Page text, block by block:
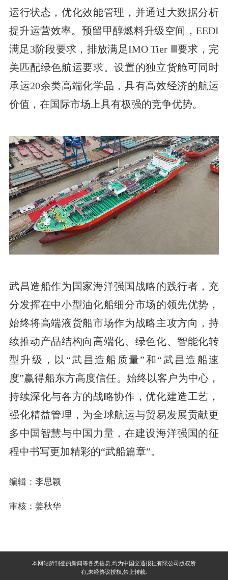
运行状态，优化效能管理，并通过大数据分析
提升运营效率。预留甲醇燃料升级空间，EEDI
满足3阶段要求，排放满足IMO Tier Ⅲ要求，完
美匹配绿色航运要求。设置的独立货舱可同时
承运20余类高端化学品，具有高效经济的航运
价值，在国际市场上具有极强的竞争优势。
武昌造船作为国家海洋强国战略的践行者，充
分发挥在中小型油化船细分市场的领先优势，
始终将高端液货船市场作为战略主攻方向，持
续推动产品结构向高端化、绿色化、智能化转
型升级，以“武昌造船质量”和“武昌造船速
度”赢得船东方高度信任。始终以客户为中心，
持续深化与各方的战略协作，优化建造工艺，
强化精益管理，为全球航运与贸易发展贡献更
多中国智慧与中国力量，在建设海洋强国的征
程中书写更加精彩的“武船篇章”。
编辑：李思颖
审核：姜秋华
本网站所刊登的新闻等各类信息,均为中国交通报社有限公司版权所
有,未经协议授权,禁止转载.